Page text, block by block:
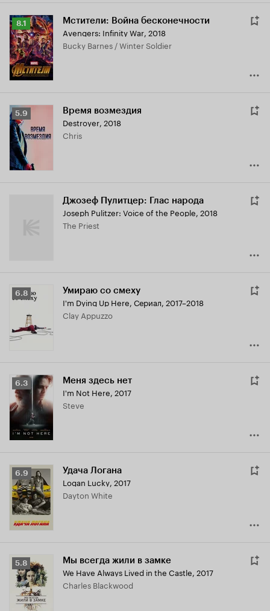
Рейтинг
Кинопоиска
8.1
8.1 Мстители: Война бесконечности
Avengers: Infinity War, 2018
Bucky Barnes / Winter Soldier
Рейтинг
Кинопоиска
5.9
5.9 Время возмездия
Destroyer, 2018
Chris
Джозеф Пулитцер: Глас народа
Joseph Pulitzer: Voice of the People, 2018
The Priest
Рейтинг
6.8
6.8 Умираю со смеху
I'm Dying Up Here, Сериал, 2017–2018
Clay Appuzzo
Рейтинг
Кинопоиска
6.3
6.3 Меня здесь нет
I'm Not Here, 2017
Steve
Рейтинг
Кинопоиска
6.9
6.9 Удача Логана
Logan Lucky, 2017
Dayton White
Рейтинг
Кинопоиска
5.8
5.8 Мы всегда жили в замке
We Have Always Lived in the Castle, 2017
Charles Blackwood